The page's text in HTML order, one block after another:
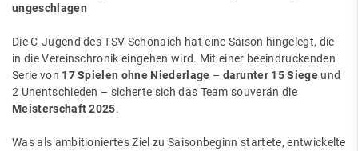
ungeschlagen
Die C-Jugend des TSV Schönaich hat eine Saison hingelegt, die
in die Vereinschronik eingehen wird. Mit einer beeindruckenden
Serie von 17 Spielen ohne Niederlage – darunter 15 Siegeund
2 Unentschieden – sicherte sich das Team souverän die
Meisterschaft 2025.
Was als ambitioniertes Ziel zu Saisonbeginn startete, entwickelte